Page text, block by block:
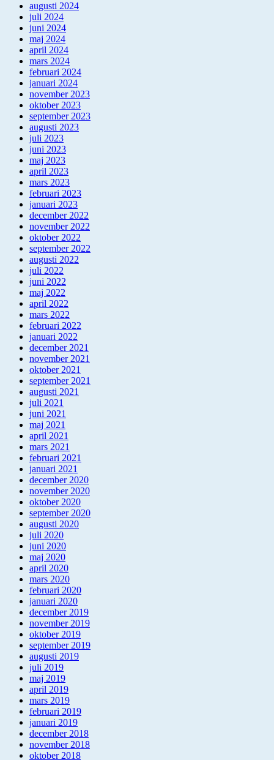
augusti 2024
juli 2024
juni 2024
maj 2024
april 2024
mars 2024
februari 2024
januari 2024
november 2023
oktober 2023
september 2023
augusti 2023
juli 2023
juni 2023
maj 2023
april 2023
mars 2023
februari 2023
januari 2023
december 2022
november 2022
oktober 2022
september 2022
augusti 2022
juli 2022
juni 2022
maj 2022
april 2022
mars 2022
februari 2022
januari 2022
december 2021
november 2021
oktober 2021
september 2021
augusti 2021
juli 2021
juni 2021
maj 2021
april 2021
mars 2021
februari 2021
januari 2021
december 2020
november 2020
oktober 2020
september 2020
augusti 2020
juli 2020
juni 2020
maj 2020
april 2020
mars 2020
februari 2020
januari 2020
december 2019
november 2019
oktober 2019
september 2019
augusti 2019
juli 2019
maj 2019
april 2019
mars 2019
februari 2019
januari 2019
december 2018
november 2018
oktober 2018